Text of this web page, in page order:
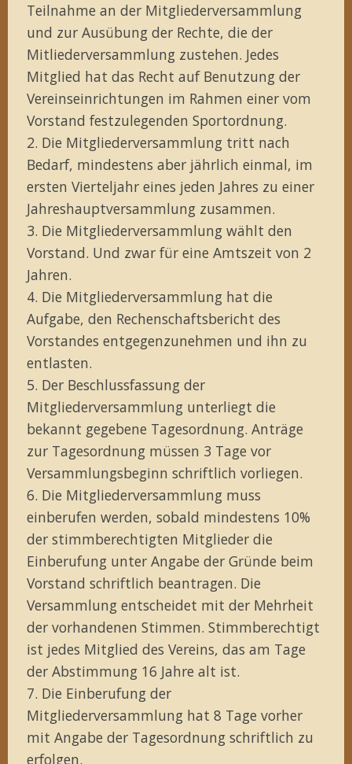
Teilnahme an der Mitgliederversammlung
und zur Ausübung der Rechte, die der
Mitliederversammlung zustehen. Jedes
Mitglied hat das Recht auf Benutzung der
Vereinseinrichtungen im Rahmen einer vom
Vorstand festzulegenden Sportordnung.
2. Die Mitgliederversammlung tritt nach
Bedarf, mindestens aber jährlich einmal, im
ersten Vierteljahr eines jeden Jahres zu einer
Jahreshauptversammlung zusammen.
3. Die Mitgliederversammlung wählt den
Vorstand. Und zwar für eine Amtszeit von 2
Jahren.
4. Die Mitgliederversammlung hat die
Aufgabe, den Rechenschaftsbericht des
Vorstandes entgegenzunehmen und ihn zu
entlasten.
5. Der Beschlussfassung der
Mitgliederversammlung unterliegt die
bekannt gegebene Tagesordnung. Anträge
zur Tagesordnung müssen 3 Tage vor
Versammlungsbeginn schriftlich vorliegen.
6. Die Mitgliederversammlung muss
einberufen werden, sobald mindestens 10%
der stimmberechtigten Mitglieder die
Einberufung unter Angabe der Gründe beim
Vorstand schriftlich beantragen. Die
Versammlung entscheidet mit der Mehrheit
der vorhandenen Stimmen. Stimmberechtigt
ist jedes Mitglied des Vereins, das am Tage
der Abstimmung 16 Jahre alt ist.
7. Die Einberufung der
Mitgliederversammlung hat 8 Tage vorher
mit Angabe der Tagesordnung schriftlich zu
erfolgen.